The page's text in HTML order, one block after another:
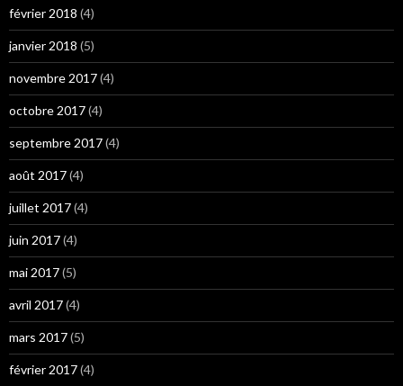
février 2018 (4)
janvier 2018 (5)
novembre 2017(4)
octobre 2017(4)
septembre 2017(4)
août 2017(4)
juillet 2017(4)
juin 2017(4)
mai 2017(5)
avril 2017(4)
mars 2017(5)
février 2017(4)